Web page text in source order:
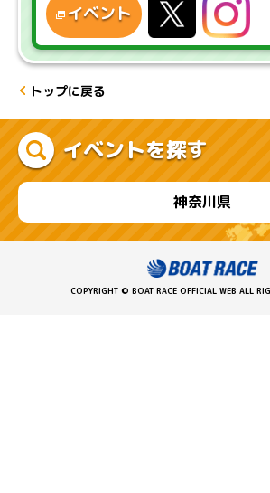
イベント
トップに戻る
イベントを探す
神奈川県
COPYRIGHT © BOAT RACE OFFICIAL WEB ALL